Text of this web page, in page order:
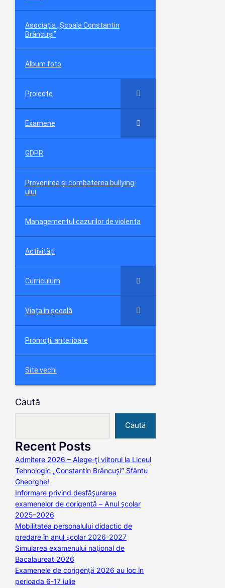
Asociația „Școala Constantin
Brâncuși”
Album foto
Proiecte
Examene
GDPR
Prevenirea și combaterea bullying-
ului
Managementul cazurilor de violenta
Activități
Curriculum
Viața în școală
Promoții anterioare
Site vechi
Caută
Caută
Recent Posts
Admitere 2026 – Alege-ți viitorul la Liceul
Tehnologic „Constantin Brâncuși” Sfântu
Gheorghe!
Informare privind desfășurarea
examenelor de corigență – Anul școlar
2025–2026
Mobilitatea personalului didactic de
predare în anul școlar 2026-2027
Simularea examenului național de
Bacalaureat 2026
Examenele de corigență 2026 au loc în
perioada 6-17 iulie